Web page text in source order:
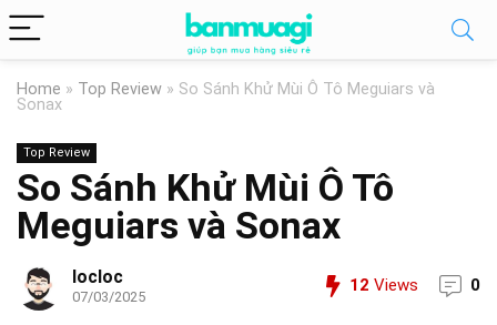
Home » Top Review » So Sánh Khử Mùi Ô Tô Meguiars và
Sonax
Top Review
So Sánh Khử Mùi Ô Tô
Meguiars và Sonax
locloc
07/03/2025
12 Views 0